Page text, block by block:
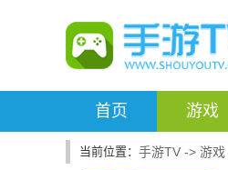
首页 游戏
手游TV -> 游戏